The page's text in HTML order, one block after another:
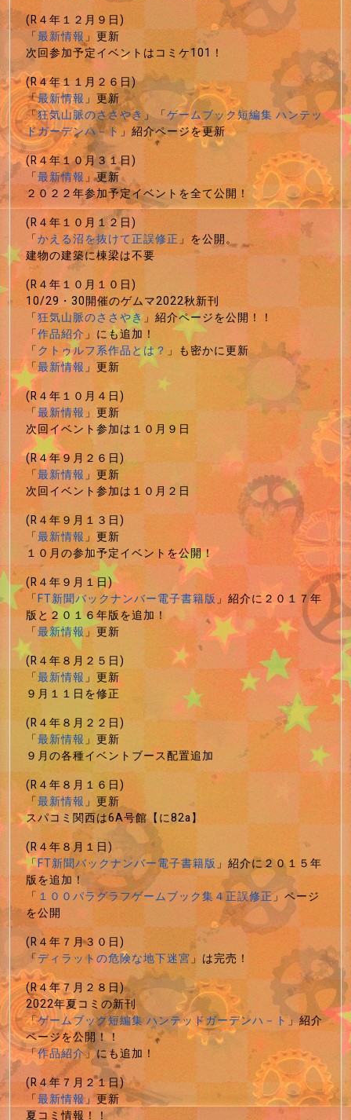
(R４年１２月９日)
「最新情報」更新
次回参加予定イベントはコミケ101！
(R４年１１月２６日)
「最新情報」更新
「狂気山脈のささやき 」「ゲームブック短編集 ハンテッ
ドガーデンハ－ト」紹介ページを更新
(R４年１０月３１日)
「最新情報」更新
２０２２年参加予定イベントを全て公開！
(R４年１０月１２日)
「かえる沼を抜けて正誤修正」を公開。
建物の建築に棟梁は不要
(R４年１０月１０日)
10/29・30開催のゲムマ2022秋新刊
「狂気山脈のささやき」紹介ページを公開！！
「作品紹介」にも追加！
「クトゥルフ系作品とは？ 」も密かに更新
「最新情報」更新
(R４年１０月４日)
「最新情報」更新
次回イベント参加は１０月９日
(R４年９月２６日)
「最新情報」更新
次回イベント参加は１０月２日
(R４年９月１３日)
「最新情報」更新
１０月の参加予定イベントを公開！
(R４年９月１日)
「FT新聞バックナンバー電子書籍版」紹介に２０１７年
版と２０１６年版を追加！
「最新情報」更新
(R４年８月２５日)
「最新情報」更新
９月１１日を修正
(R４年８月２２日)
「最新情報」更新
９月の各種イベントブース配置追加
(R４年８月１６日)
「最新情報」更新
スパコミ関西は6A号館【に82a】
(R４年８月１日)
「FT新聞バックナンバー電子書籍版」紹介に２０１５年
版を追加！
「 １００パラグラフゲームブック集４正誤修正」ページ
を公開
(R４年７月３０日)
「ディラットの危険な地下迷宮」は完売！
(R４年７月２８日)
2022年夏コミの新刊
「ゲームブック短編集 ハンテッドガーデンハ－ト」紹介
ページを公開！！
「作品紹介」にも追加！
(R４年７月２１日)
「最新情報」更新
夏コミ情報！！